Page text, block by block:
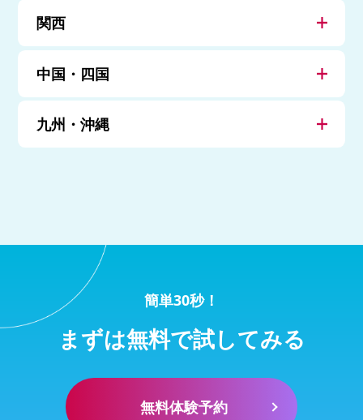
関西
中国・四国
九州・沖縄
簡単30秒！
まずは無料で試してみる
無料体験予約